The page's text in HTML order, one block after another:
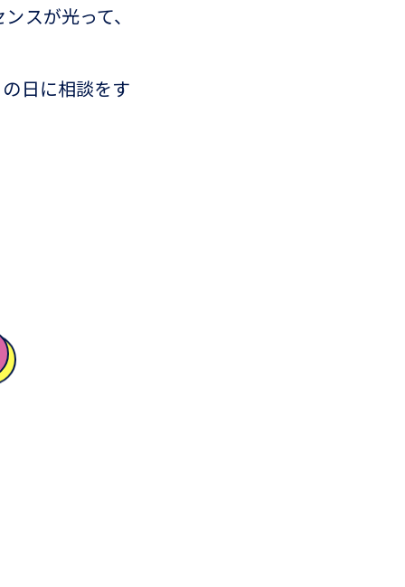
スが光って、
日に相談をす